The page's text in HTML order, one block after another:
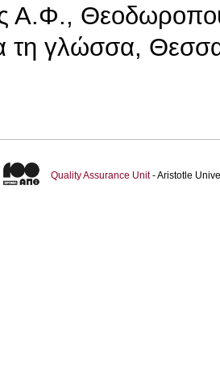
Α.Φ.,
τη γλώσσα,
Quality Assurance Unit- Aristotle